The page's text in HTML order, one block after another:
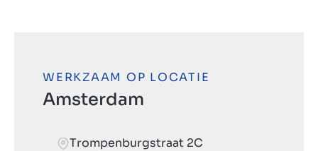
WERKZAAM OP LOCATIE
Amsterdam
Trompenburgstraat 2C